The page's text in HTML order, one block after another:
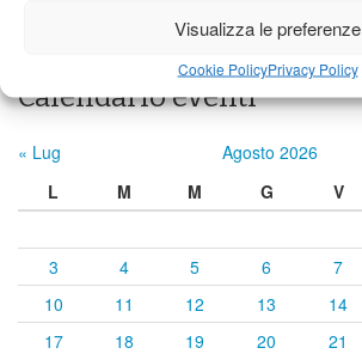
Visualizza le preferenze
Cookie PolicyPrivacy Policy
Calendario eventi
« Lug Agosto 2026
L
M M G V
3
4 5 6 7
10
11 12 13 14
17
18 19 20 21